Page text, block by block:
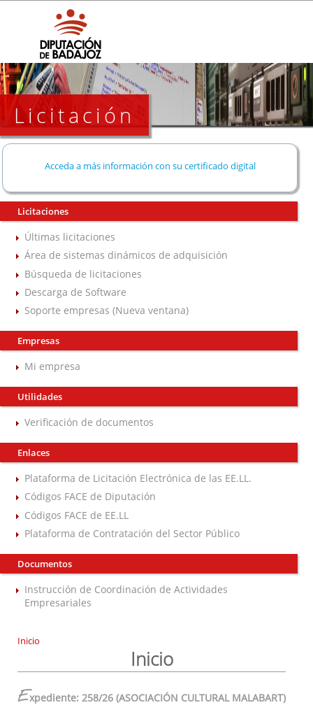
Licitación
Acceda a más información con su certificado digital
Licitaciones
Últimas licitaciones
Área de sistemas dinámicos de adquisición
Búsqueda de licitaciones
Descarga de Software
Soporte empresas (Nueva ventana)
Empresas
Mi empresa
Utilidades
Verificación de documentos
Enlaces
Plataforma de Licitación Electrónica de las EE.LL.
Códigos FACE de Diputación
Códigos FACE de EE.LL
Plataforma de Contratación del Sector Público
Documentos
Instrucción de Coordinación de Actividades
Empresariales
Inicio
Inicio
Expediente: 258/26 (ASOCIACIÓN CULTURAL MALABART)